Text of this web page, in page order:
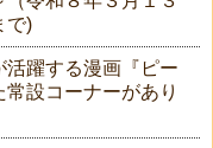
で)
活躍する漫画『ピー
設コーナーがあり